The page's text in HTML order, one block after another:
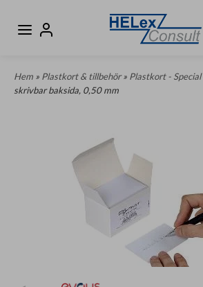
Hem » Plastkort & tillbehör» Plastkort - Special
skrivbar baksida, 0,50 mm